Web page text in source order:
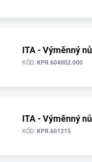
ITA - Výměnný
KÓD: KPR.604002.000
ITA - Výměnný
KÓD: KPR.601215